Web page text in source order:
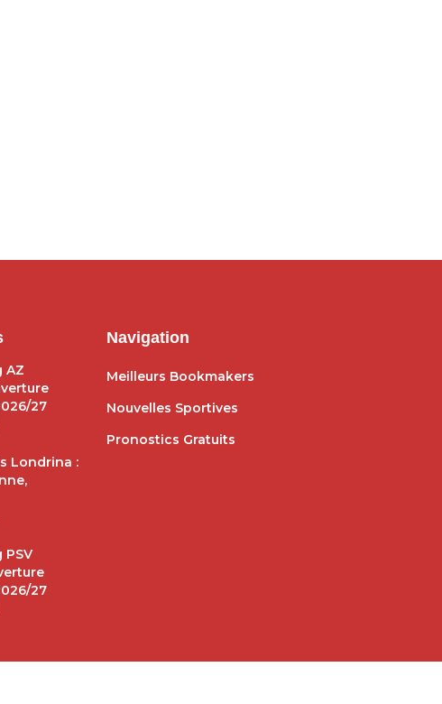
AZ
27
Londrina :
27
Navigation
Meilleurs Bookmakers
Nouvelles Sportives
Pronostics Gratuits